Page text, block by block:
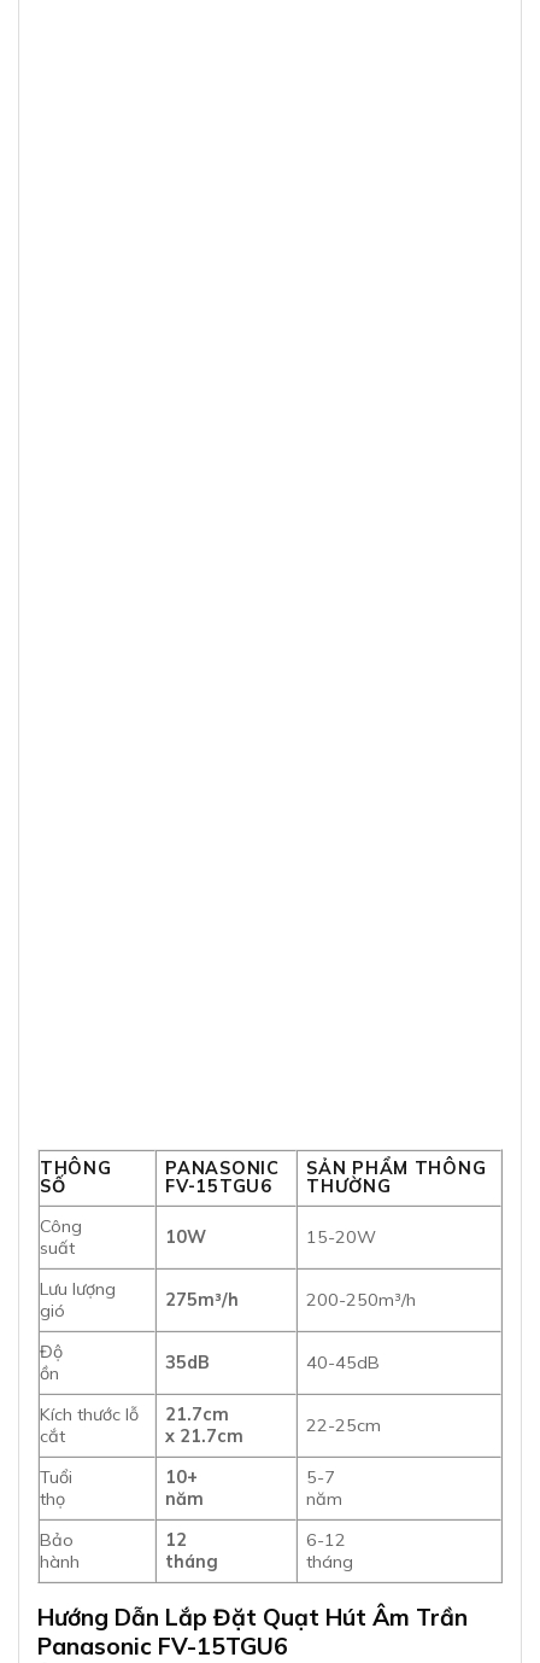
THÔNG
SỐ
PANASONIC
FV-15TGU6
SẢN PHẨM THÔNG
THƯỜNG
Công
suất
10W 15-20W
Lưu lượng
gió
275m³/h 200-250m³/h
Độ
ồn
35dB 40-45dB
Kích thước lỗ
cắt
21.7cm
x 21.7cm
22-25cm
Tuổi
thọ
10+
năm
5-7
năm
Bảo
hành
12
tháng
6-12
tháng
Hướng Dẫn Lắp Đặt Quạt Hút Âm Trần
Panasonic FV-15TGU6